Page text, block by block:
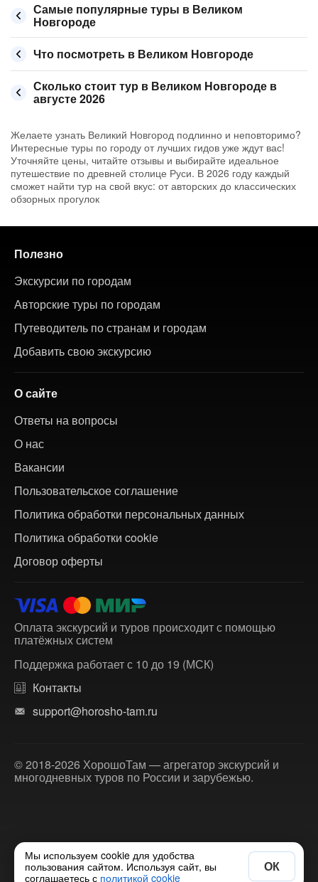
Самые популярные туры в Великом
Новгороде
Что посмотреть в Великом Новгороде
Сколько стоит тур в Великом Новгороде в
августе 2026
Желаете узнать Великий Новгород подлинно и неповторимо?
Интересные туры по городу от лучших гидов уже ждут вас!
Уточняйте цены, читайте отзывы и выбирайте идеальное
путешествие по древней столице Руси. В 2026 году каждый
сможет найти тур на свой вкус: от авторских до классических
обзорных прогулок
Полезно
Экскурсии по городам
Авторские туры по городам
Путеводитель по странам и городам
Добавить свою экскурсию
О сайте
Ответы на вопросы
О нас
Вакансии
Пользовательское соглашение
Политика обработки персональных данных
Политика обработки cookie
Договор оферты
Оплата экскурсий и туров происходит с помощью
платёжных систем
Поддержка работает с 10 до 19 (МСК)
Контакты
support@horosho-tam.ru
© 2018-2026 ХорошоТам — агрегатор экскурсий и
многодневных туров по России и зарубежью.
Мы используем cookie для удобства
пользования сайтом. Используя сайт, вы
соглашаетесь с политикой cookie
ОК